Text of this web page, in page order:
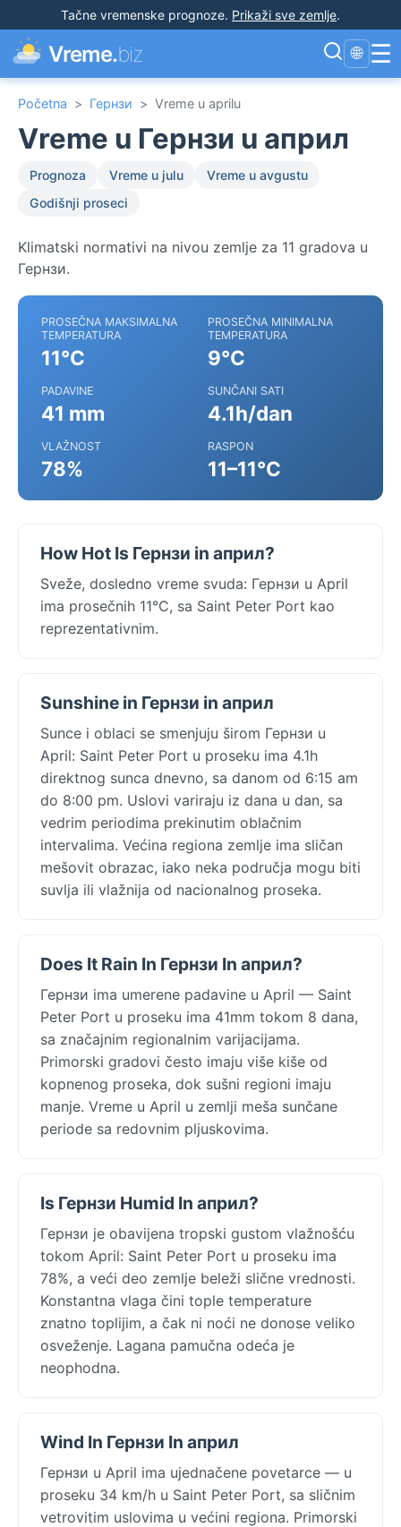
Tačne vremenske prognoze. Prikaži sve zemlje.
Vreme.biz 🌐 ☰
Početna > Гернзи > Vreme u aprilu
Vreme u Гернзи u април
Prognoza Vreme u julu
Vreme u avgustu
Godišnji proseci
Klimatski normativi na nivou zemlje za 11 gradova u
Гернзи.
PROSEČNA MAKSIMALNA
TEMPERATURA
11°C
PROSEČNA MINIMALNA
TEMPERATURA
9°C
PADAVINE
41 mm
SUNČANI SATI
4.1h/dan
VLAŽNOST
78%
RASPON
11–11°C
How Hot Is Гернзи in април?
Sveže, dosledno vreme svuda: Гернзи u April
ima prosečnih 11°C, sa Saint Peter Port kao
reprezentativnim.
Sunshine in Гернзи in април
Sunce i oblaci se smenjuju širom Гернзи u
April: Saint Peter Port u proseku ima 4.1h
direktnog sunca dnevno, sa danom od 6:15 am
do 8:00 pm. Uslovi variraju iz dana u dan, sa
vedrim periodima prekinutim oblačnim
intervalima. Većina regiona zemlje ima sličan
mešovit obrazac, iako neka područja mogu biti
suvlja ili vlažnija od nacionalnog proseka.
Does It Rain In Гернзи In април?
Гернзи ima umerene padavine u April — Saint
Peter Port u proseku ima 41mm tokom 8 dana,
sa značajnim regionalnim varijacijama.
Primorski gradovi često imaju više kiše od
kopnenog proseka, dok sušni regioni imaju
manje. Vreme u April u zemlji meša sunčane
periode sa redovnim pljuskovima.
Is Гернзи Humid In април?
Гернзи je obavijena tropski gustom vlažnošću
tokom April: Saint Peter Port u proseku ima
78%, a veći deo zemlje beleži slične vrednosti.
Konstantna vlaga čini tople temperature
znatno toplijim, a čak ni noći ne donose veliko
osveženje. Lagana pamučna odeća je
neophodna.
Wind In Гернзи In април
Гернзи u April ima ujednačene povetarce — u
proseku 34 km/h u Saint Peter Port, sa sličnim
vetrovitim uslovima u većini regiona. Primorski